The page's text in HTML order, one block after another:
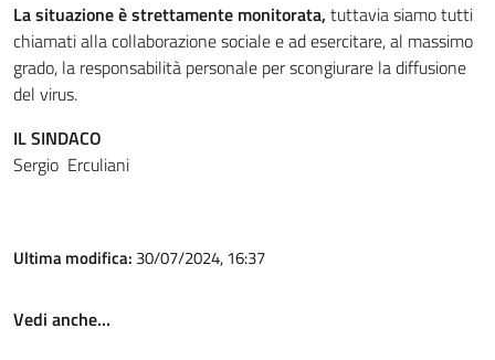
La situazione è strettamente monitorata, tuttavia siamo tutti
chiamati alla collaborazione sociale e ad esercitare, al massimo
grado, la responsabilità personale per scongiurare la diffusione
del virus.
IL SINDACO
Sergio Erculiani
Ultima modifica: 30/07/2024, 16:37
Vedi anche…